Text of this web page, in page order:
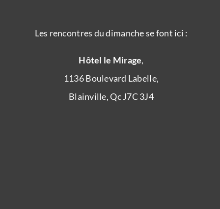
Les rencontres du dimanche se font ici :
Hôtel le Mirage,
1136 Boulevard Labelle,
Blainville, Qc J7C 3J4